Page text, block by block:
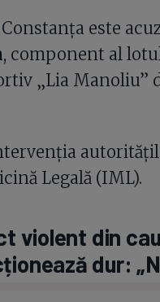
este
, component al
„Lia Manoliu”
Legală (IML).
violent din
dur: